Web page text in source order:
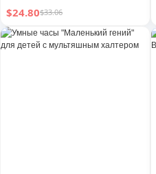
наружные RGB-гирлянды,
поддержка DIY-узоров
$24.80$33.06